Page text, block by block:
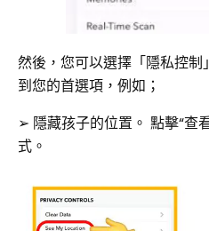
然後，您可以選擇「隱私控
到您的首選項，例如；
➢ 隱藏孩子的位置。 點擊“查
式。